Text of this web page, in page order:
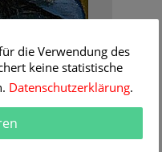
die Verwendung des
keine statistische
Datenschutzerklärung.